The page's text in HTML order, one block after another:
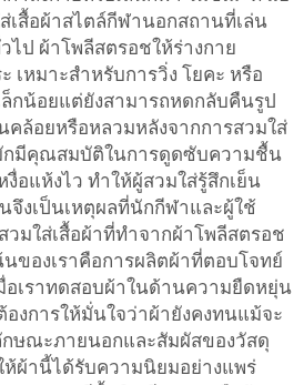
เสื้อผ้าสไตล์กีฬานอกสถานที่เล่น
ไป ผ้าโพลีสตรอชให้ร่างกาย
เหมาะสำหรับการวิ่ง โยคะ หรือ
กน้อยแต่ยังสามารถหดกลับคืนรูป
คล้อยหรือหลวมหลังจากการสวมใส่
มีคุณสมบัติในการดูดซับความชื้น
งื่อแห้งไว ทำให้ผู้สวมใส่รู้สึกเย็น
จึงเป็นเหตุผลที่นักกีฬาและผู้ใช้
มใส่เสื้อผ้าที่ทำจากผ้าโพลีสตรอช
ของเราคือการผลิตผ้าที่ตอบโจทย์
อเราทดสอบผ้าในด้านความยืดหยุ่น
องการให้มั่นใจว่าผ้ายังคงทนแม้จะ
ษณะภายนอกและสัมผัสของวัสดุ
ห้ผ้านี้ได้รับความนิยมอย่างแพร่